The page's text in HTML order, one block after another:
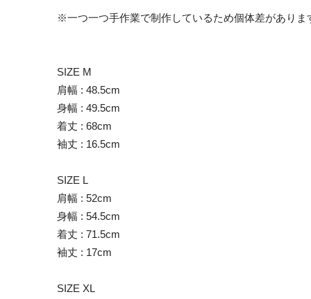
※一つ一つ手作業で制作しているため個体差がありま
SIZE M
肩幅 : 48.5cm
身幅 : 49.5cm
着丈 : 68cm
袖丈 : 16.5cm
SIZE L
肩幅 : 52cm
身幅 : 54.5cm
着丈 : 71.5cm
袖丈 : 17cm
SIZE XL